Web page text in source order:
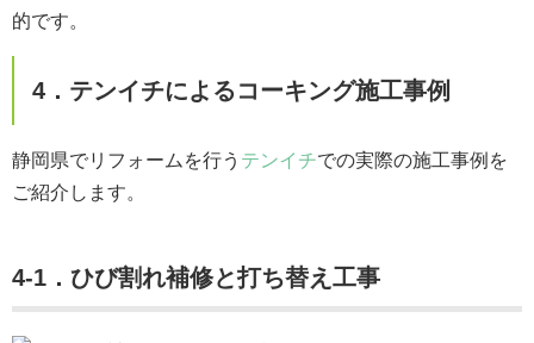
的です。
4．テンイチによるコーキング施工事例
静岡県でリフォームを行う テンイチでの実際の施工事例を
ご紹介します。
4-1．ひび割れ補修と打ち替え工事